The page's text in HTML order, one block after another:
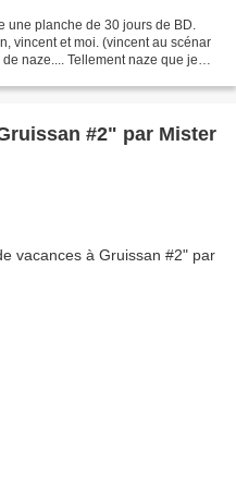
planche de 30 jours de BD.
vincent et moi. (vincent au scénar
naze.... Tellement naze que je
#2" par Mister